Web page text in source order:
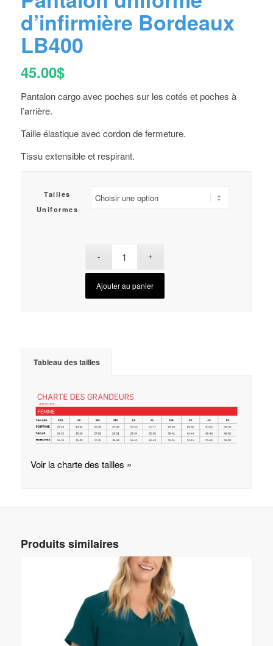
d’infirmière Bordeaux
LB400
45.00$
Pantalon cargo avec poches sur les cotés et poches à
l’arrière.
Taille élastique avec cordon de fermeture.
Tissu extensible et respirant.
Tailles
Uniformes
Ajouter au panier
Tableau des tailles
Voir la charte des tailles »
Produits similaires